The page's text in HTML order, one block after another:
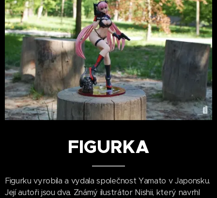
FIGURKA
Figurku vyrobila a vydala společnost Yamato v Japonsku.
Její autoři jsou dva. Známý ilustrátor Nishii, který navrhl